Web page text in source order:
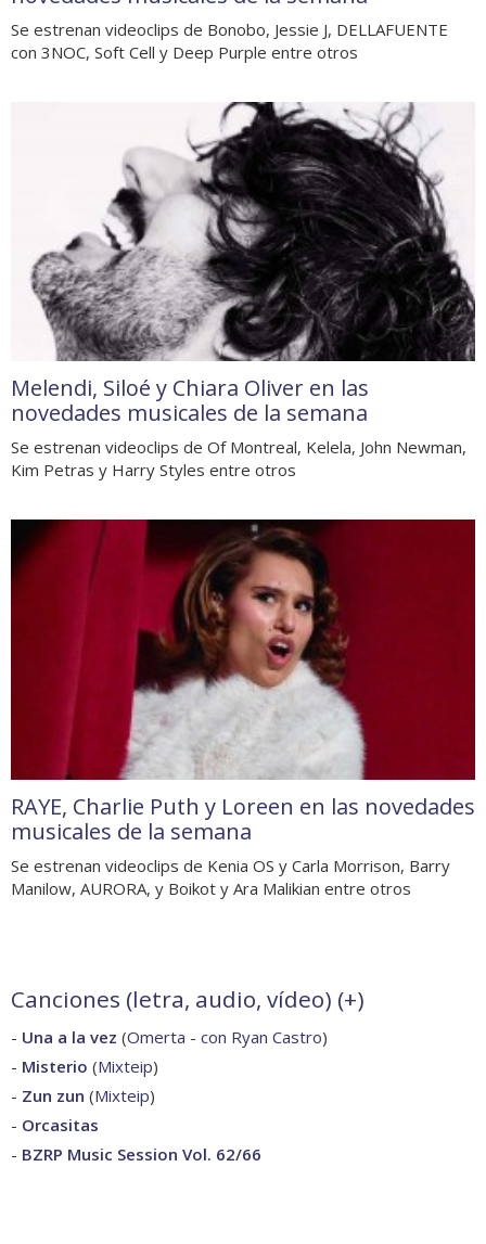
Se estrenan videoclips de Bonobo, Jessie J, DELLAFUENTE
con 3NOC, Soft Cell y Deep Purple entre otros
Melendi, Siloé y Chiara Oliver en las
novedades musicales de la semana
Se estrenan videoclips de Of Montreal, Kelela, John Newman,
Kim Petras y Harry Styles entre otros
RAYE, Charlie Puth y Loreen en las novedades
musicales de la semana
Se estrenan videoclips de Kenia OS y Carla Morrison, Barry
Manilow, AURORA, y Boikot y Ara Malikian entre otros
Canciones (letra, audio, vídeo) (+)
- Una a la vez (Omerta - con Ryan Castro)
- Misterio (Mixteip)
- Zun zun (Mixteip)
- Orcasitas
- BZRP Music Session Vol. 62/66